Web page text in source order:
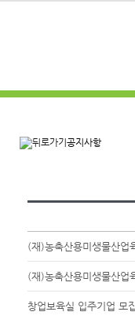
공지사항
(재)농축산용미생물산
(재)농축산용미생물산
창업보육실 입주기업 모